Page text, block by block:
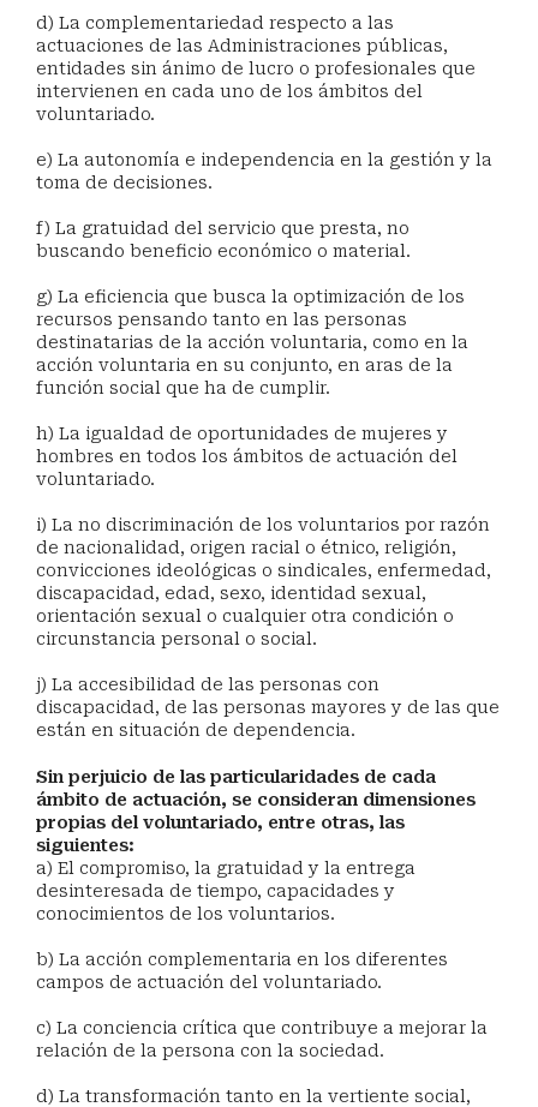
d) La complementariedad respecto a las
actuaciones de las Administraciones públicas,
entidades sin ánimo de lucro o profesionales que
intervienen en cada uno de los ámbitos del
voluntariado.
e) La autonomía e independencia en la gestión y la
toma de decisiones.
f) La gratuidad del servicio que presta, no
buscando beneficio económico o material.
g) La eficiencia que busca la optimización de los
recursos pensando tanto en las personas
destinatarias de la acción voluntaria, como en la
acción voluntaria en su conjunto, en aras de la
función social que ha de cumplir.
h) La igualdad de oportunidades de mujeres y
hombres en todos los ámbitos de actuación del
voluntariado.
i) La no discriminación de los voluntarios por razón
de nacionalidad, origen racial o étnico, religión,
convicciones ideológicas o sindicales, enfermedad,
discapacidad, edad, sexo, identidad sexual,
orientación sexual o cualquier otra condición o
circunstancia personal o social.
j) La accesibilidad de las personas con
discapacidad, de las personas mayores y de las que
están en situación de dependencia.
Sin perjuicio de las particularidades de cada
ámbito de actuación, se consideran dimensiones
propias del voluntariado, entre otras, las
siguientes:
a) El compromiso, la gratuidad y la entrega
desinteresada de tiempo, capacidades y
conocimientos de los voluntarios.
b) La acción complementaria en los diferentes
campos de actuación del voluntariado.
c) La conciencia crítica que contribuye a mejorar la
relación de la persona con la sociedad.
d) La transformación tanto en la vertiente social,